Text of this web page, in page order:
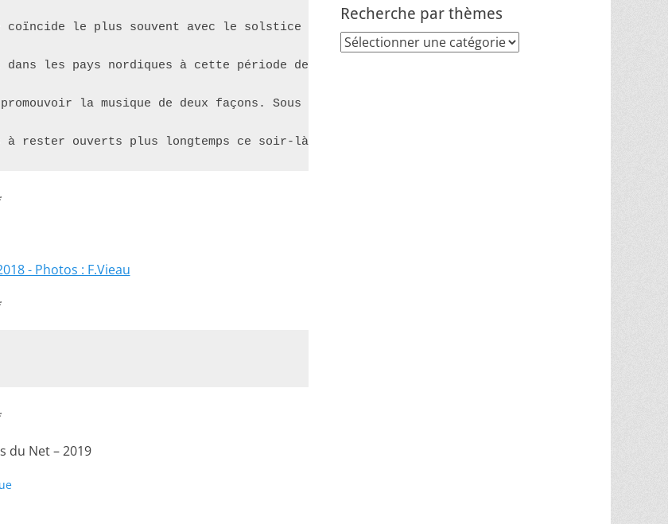
le plus souvent avec le solstice d’été (donc aussi un des jours les plus longs
les pays nordiques à cette période de l’année où le soleil ne se couche jamais (par
la musique de deux façons. Sous le slogan homophone à son nom, « Faites de
à rester ouverts plus longtemps ce soir-là pour accueillir le public, et de nombreuses
du Net – 2019
Recherche par thèmes
Recherche